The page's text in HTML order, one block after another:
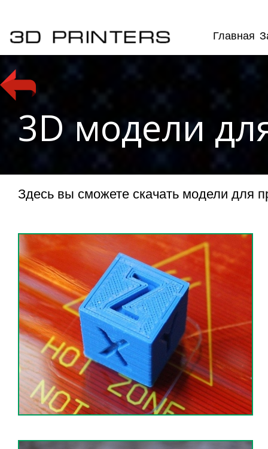
Главная
3D модели
Здесь вы сможете скачать модели для